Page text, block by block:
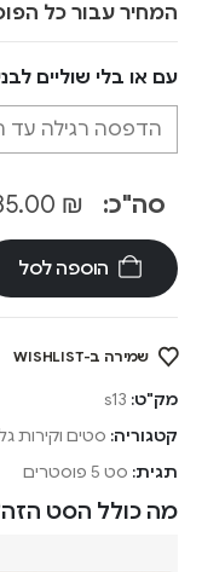
המחיר עבור כל
עם או בלי שוליים
סה"כ: ₪
הוספה לסל
שמירה ב-WISHLIST
מק"ט: s13
קטגוריה: סטים וקירות
תגית: סט 5 פוסטרים
מה כולל הסט